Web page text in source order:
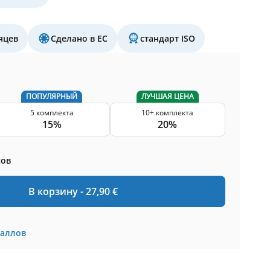
Сделано в ЕС стандарт ISO
ПОПУЛЯРНЫЙ
5 комплекта
15%
ЛУЧШАЯ ЦЕНА
10+ комплекта
20%
В корзину -27,90 €